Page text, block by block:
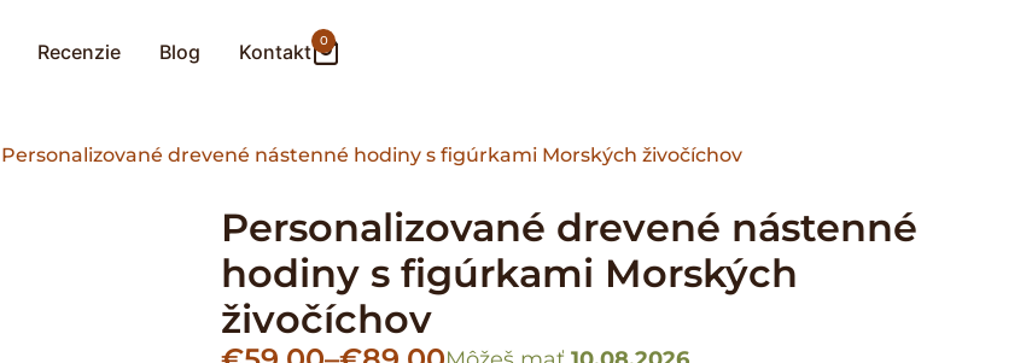
Recenzie Blog Kontakt 0
Personalizované drevené nástenné hodiny s figúrkami Morských živočíchov
Personalizované drevené nástenné
hodiny s figúrkami Morských
živočíchov